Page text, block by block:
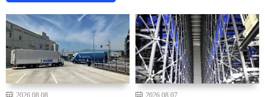
2026.08.08
2026.08.07